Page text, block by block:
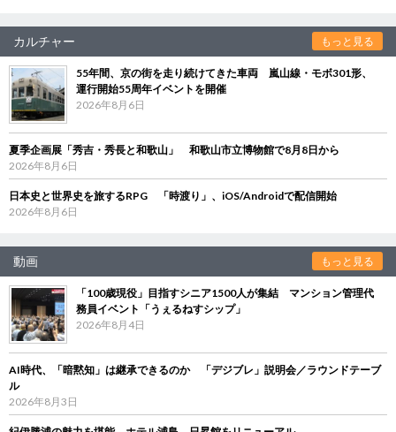
カルチャー もっと見る
55年間、京の街を走り続けてきた車両 嵐山線・モボ301形、
運行開始55周年イベントを開催
2026年8月6日
夏季企画展「秀吉・秀長と和歌山」 和歌山市立博物館で8月8日から
2026年8月6日
日本史と世界史を旅するRPG 「時渡り」、iOS/Androidで配信開始
2026年8月6日
動画 もっと見る
「100歳現役」目指すシニア1500人が集結 マンション管理代
務員イベント「うぇるねすシップ」
2026年8月4日
AI時代、「暗黙知」は継承できるのか 「デジブレ」説明会／ラウンドテーブ
ル
2026年8月3日